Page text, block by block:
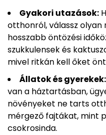
Gyakori utazások:
otthonról, válassz
hosszabb öntözési
szukkulensek és
mivel ritkán kell őket
Állatok és gyerekek:
van a háztartásban,
növényeket ne tarts
mérgező fajtákat, mint
csokrosinda.